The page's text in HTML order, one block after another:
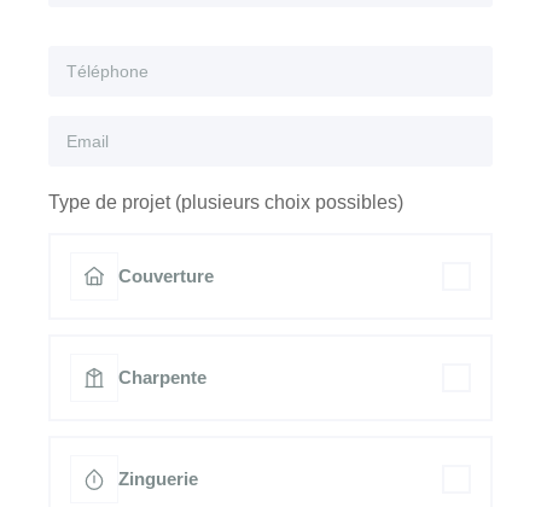
Type de projet (plusieurs choix possibles)
Couverture
Charpente
Zinguerie